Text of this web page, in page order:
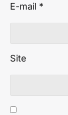
E-mail *
Site